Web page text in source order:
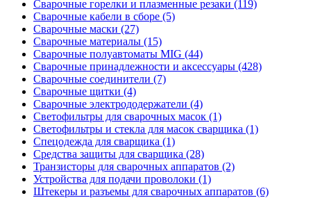
Сварочные горелки и плазменные резаки (119)
Сварочные кабели в сборе (5)
Сварочные маски (27)
Сварочные материалы (15)
Сварочные полуавтоматы MIG (44)
Сварочные принадлежности и аксессуары (428)
Сварочные соединители (7)
Сварочные щитки (4)
Сварочные электрододержатели (4)
Светофильтры для сварочных масок (1)
Светофильтры и стекла для масок сварщика (1)
Спецодежда для сварщика (1)
Средства защиты для сварщика (28)
Транзисторы для сварочных аппаратов (2)
Устройства для подачи проволоки (1)
Штекеры и разъемы для сварочных аппаратов (6)